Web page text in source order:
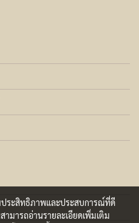
ประสิทธิภาพและประสบการณ์ที่ดี
ามารถอ่านรายละเอียดเพิ่มเติม